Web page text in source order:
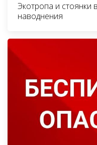
Экотропа и стоянки
наводнения